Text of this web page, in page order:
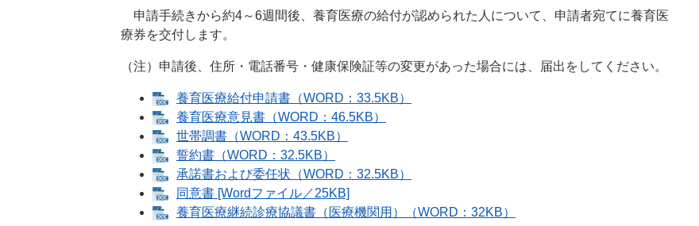
申請手続きから約4～6週間後、養育医療の給付が認められた人について、申請者宛てに養育医
療券を交付します。
（注）申請後、住所・電話番号・健康保険証等の変更があった場合には、届出をしてください。
養育医療給付申請書（WORD：33.5KB）
養育医療意見書（WORD：46.5KB）
世帯調書（WORD：43.5KB）
誓約書（WORD：32.5KB）
承諾書および委任状（WORD：32.5KB）
同意書 [Wordファイル／25KB]
養育医療継続診療協議書（医療機関用）（WORD：32KB）